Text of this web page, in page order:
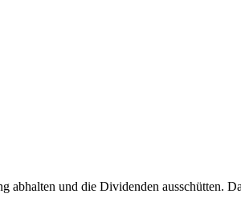
abhalten und die Dividenden ausschütten.